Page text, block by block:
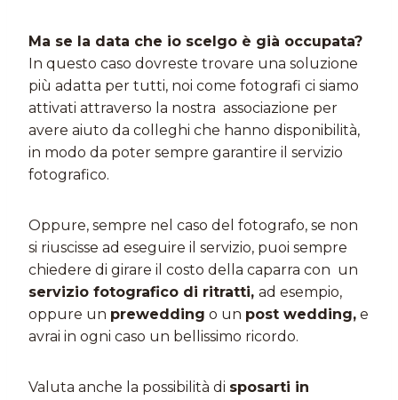
Ma se la data che io scelgo è già occupata?
In questo caso dovreste trovare una soluzione
più adatta per tutti, noi come fotografi ci siamo
attivati attraverso la nostra associazione per
avere aiuto da colleghi che hanno disponibilità,
in modo da poter sempre garantire il servizio
fotografico.
Oppure, sempre nel caso del fotografo, se non
si riuscisse ad eseguire il servizio, puoi sempre
chiedere di girare il costo della caparra con un
servizio fotografico di ritratti, ad esempio,
oppure un prewedding o un post wedding, e
avrai in ogni caso un bellissimo ricordo.
Valuta anche la possibilità di sposarti in